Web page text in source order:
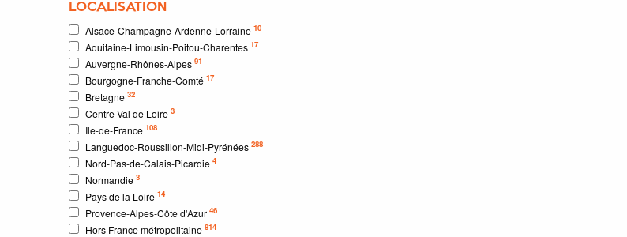
LOCALISATION
Alsace-Champagne-Ardenne-Lorraine 10
Aquitaine-Limousin-Poitou-Charentes 17
Auvergne-Rhônes-Alpes 91
Bourgogne-Franche-Comté 17
Bretagne 32
Centre-Val de Loire 3
Ile-de-France 108
Languedoc-Roussillon-Midi-Pyrénées 288
Nord-Pas-de-Calais-Picardie 4
Normandie 3
Pays de la Loire 14
Provence-Alpes-Côte d'Azur 46
Hors France métropolitaine 814